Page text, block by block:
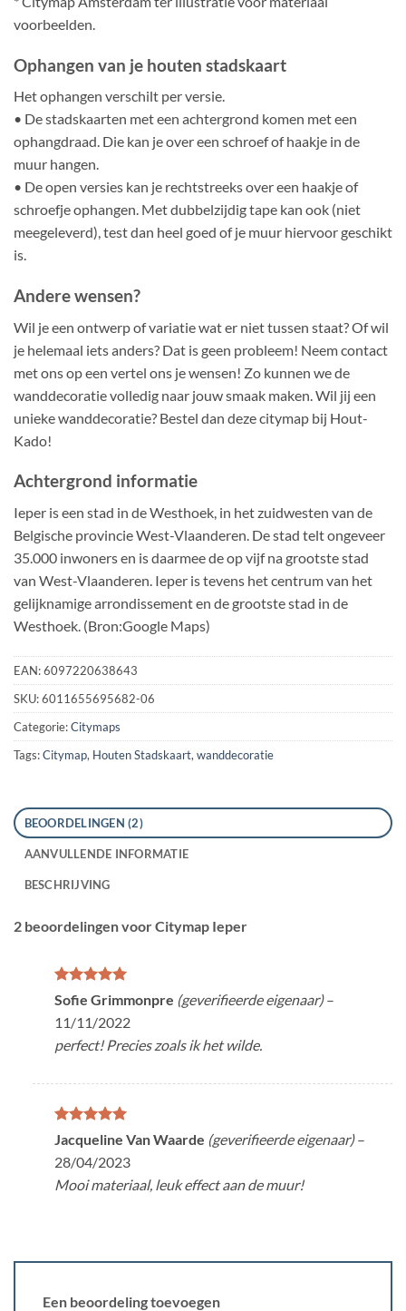
voorbeelden.
Ophangen van je houten stadskaart
Het ophangen verschilt per versie.
• De stadskaarten met een achtergrond komen met een
ophangdraad. Die kan je over een schroef of haakje in de
muur hangen.
• De open versies kan je rechtstreeks over een haakje of
schroefje ophangen. Met dubbelzijdig tape kan ook (niet
meegeleverd), test dan heel goed of je muur hiervoor geschikt
is.
Andere wensen?
Wil je een ontwerp of variatie wat er niet tussen staat? Of wil
je helemaal iets anders? Dat is geen probleem! Neem contact
met ons op een vertel ons je wensen! Zo kunnen we de
wanddecoratie volledig naar jouw smaak maken. Wil jij een
unieke wanddecoratie? Bestel dan deze citymap bij Hout-
Kado!
Achtergrond informatie
Ieper is een stad in de Westhoek, in het zuidwesten van de
Belgische provincie West-Vlaanderen. De stad telt ongeveer
35.000 inwoners en is daarmee de op vijf na grootste stad
van West-Vlaanderen. Ieper is tevens het centrum van het
gelijknamige arrondissement en de grootste stad in de
Westhoek. (Bron:Google Maps)
EAN:6097220638643
SKU:6011655695682-06
Categorie:Citymaps
Tags:Citymap, Houten Stadskaart, wanddecoratie
BEOORDELINGEN (2)
AANVULLENDE INFORMATIE
BESCHRIJVING
2 beoordelingen voorCitymap Ieper
Gewaardeerd
5uit 5
Sofie Grimmonpre (geverifieerde eigenaar) –
11/11/2022
perfect! Precies zoals ik het wilde.
Gewaardeerd
5uit 5
Jacqueline Van Waarde (geverifieerde eigenaar) –
28/04/2023
Mooi materiaal, leuk effect aan de muur!
Een beoordeling toevoegen